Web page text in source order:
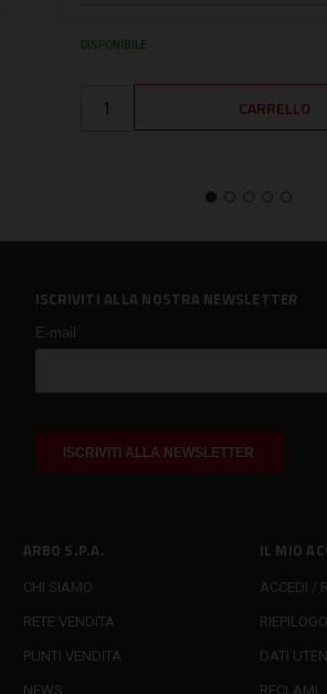
DISPONIBILE
ARBO S.P.A.
CHI SIAMO
RETE VENDITA
PUNTI VENDITA
NEWS
IL MIO
ACCEDI /
DATI
RECLAMI
ISCRIVITI ALLA NOSTRA NEWSLETTER